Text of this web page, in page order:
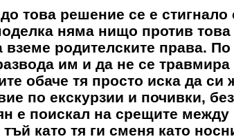
това решение се е стигнало
няма нищо против това
родителските права. По
им и да не се травмира
обаче тя просто иска да си
по екскурзии и почивки,
е поискал на срещите между
като тя ги сменя като